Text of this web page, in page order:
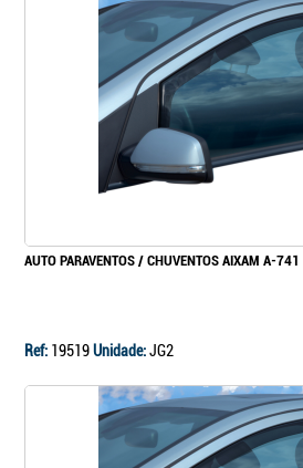
AUTO PARAVENTOS / CHUVENTOS AIXAM A-
Ref: 19519Unidade:JG2